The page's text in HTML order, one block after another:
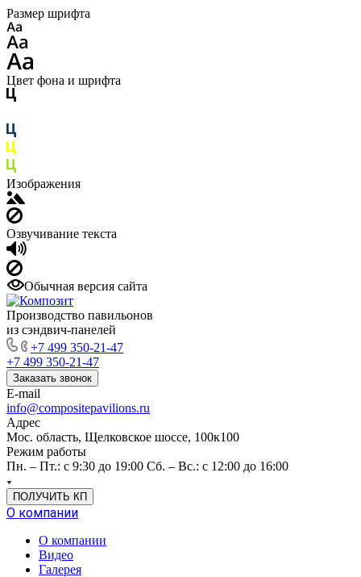
Размер шрифта
Цвет фона и шрифта
Изображения
Озвучивание текста
Обычная версия сайта
Производство павильонов
из сэндвич-панелей
+7 499 350-21-47
+7 499 350-21-47
Заказать звонок
E-mail
info@compositepavilions.ru
Адрес
Мос. область, Щелковское шоссе, 100к100
Режим работы
Пн. – Пт.: с 9:30 до 19:00 Сб. – Вс.: с 12:00 до 16:00
ПОЛУЧИТЬ КП
О компании
О компании
Видео
Галерея